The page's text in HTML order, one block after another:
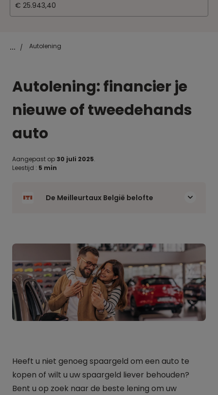
€ 25.943,40
... / Autolening
Autolening: financier je
nieuwe of tweedehands
auto
Aangepast op 30 juli 2025.
Leestijd : 5 min
De Meilleurtaux België belofte
Heeft u niet genoeg spaargeld om een auto te
kopen of wilt u uw spaargeld liever behouden?
Bent u op zoek naar de beste lening om uw